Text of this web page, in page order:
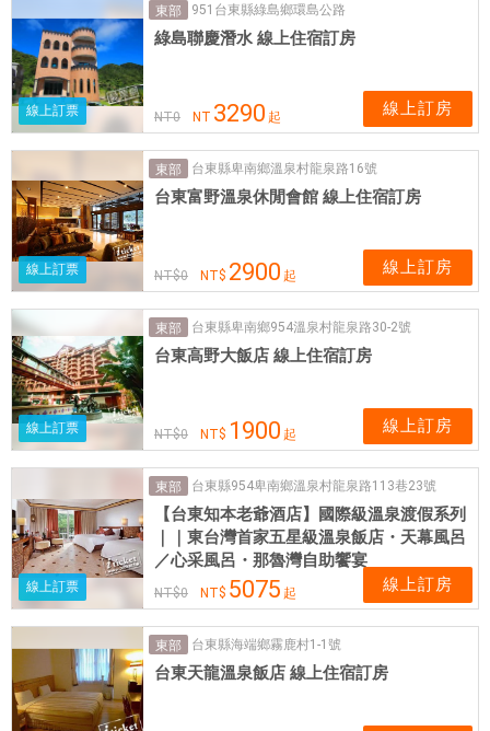
線上訂票
東部 951台東縣綠島鄉環島公路
綠島聯慶潛水 線上住宿訂房
NT0 NT 3290 起 線上訂房
線上訂票
東部 台東縣卑南鄉溫泉村龍泉路16號
台東富野溫泉休閒會館 線上住宿訂房
NT$0 NT$ 2900 起 線上訂房
線上訂票
東部 台東縣卑南鄉954溫泉村龍泉路30-2號
台東高野大飯店 線上住宿訂房
NT$0 NT$ 1900 起 線上訂房
線上訂票
東部 台東縣954卑南鄉溫泉村龍泉路113巷23號
【台東知本老爺酒店】國際級溫泉渡假系列
｜｜東台灣首家五星級溫泉飯店・天幕風呂
／心采風呂・那魯灣自助饗宴
NT$0 NT$ 5075 起 線上訂房
東部 台東縣海端鄉霧鹿村1-1號
台東天龍溫泉飯店 線上住宿訂房